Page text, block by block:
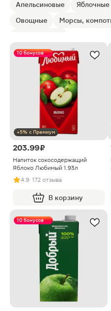
Апельсиновые Яблочные
Овощные
Морсы,
10 бонусов
+5% с Премиум
203.99 ₽
Напиток сокосодержащий
Яблоко Любимый 1.93л
4.9· 172 отзыва
В корзину
10 бонусов